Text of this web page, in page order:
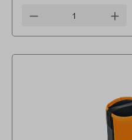
Anzahl verringern